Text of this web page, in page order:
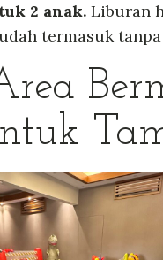
2 anak. Liburan
termasuk